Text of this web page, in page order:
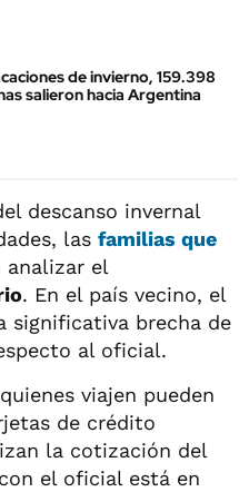
de invierno, 159.398
salieron hacia Argentina
descanso invernal
las familias que
el
. En el país vecino, el
significativa brecha de
al oficial.
viajen pueden
de crédito
la cotización del
el oficial está en